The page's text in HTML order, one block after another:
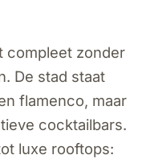
compleet zonder
De stad staat
flamenco, maar
cocktailbars.
luxe rooftops: